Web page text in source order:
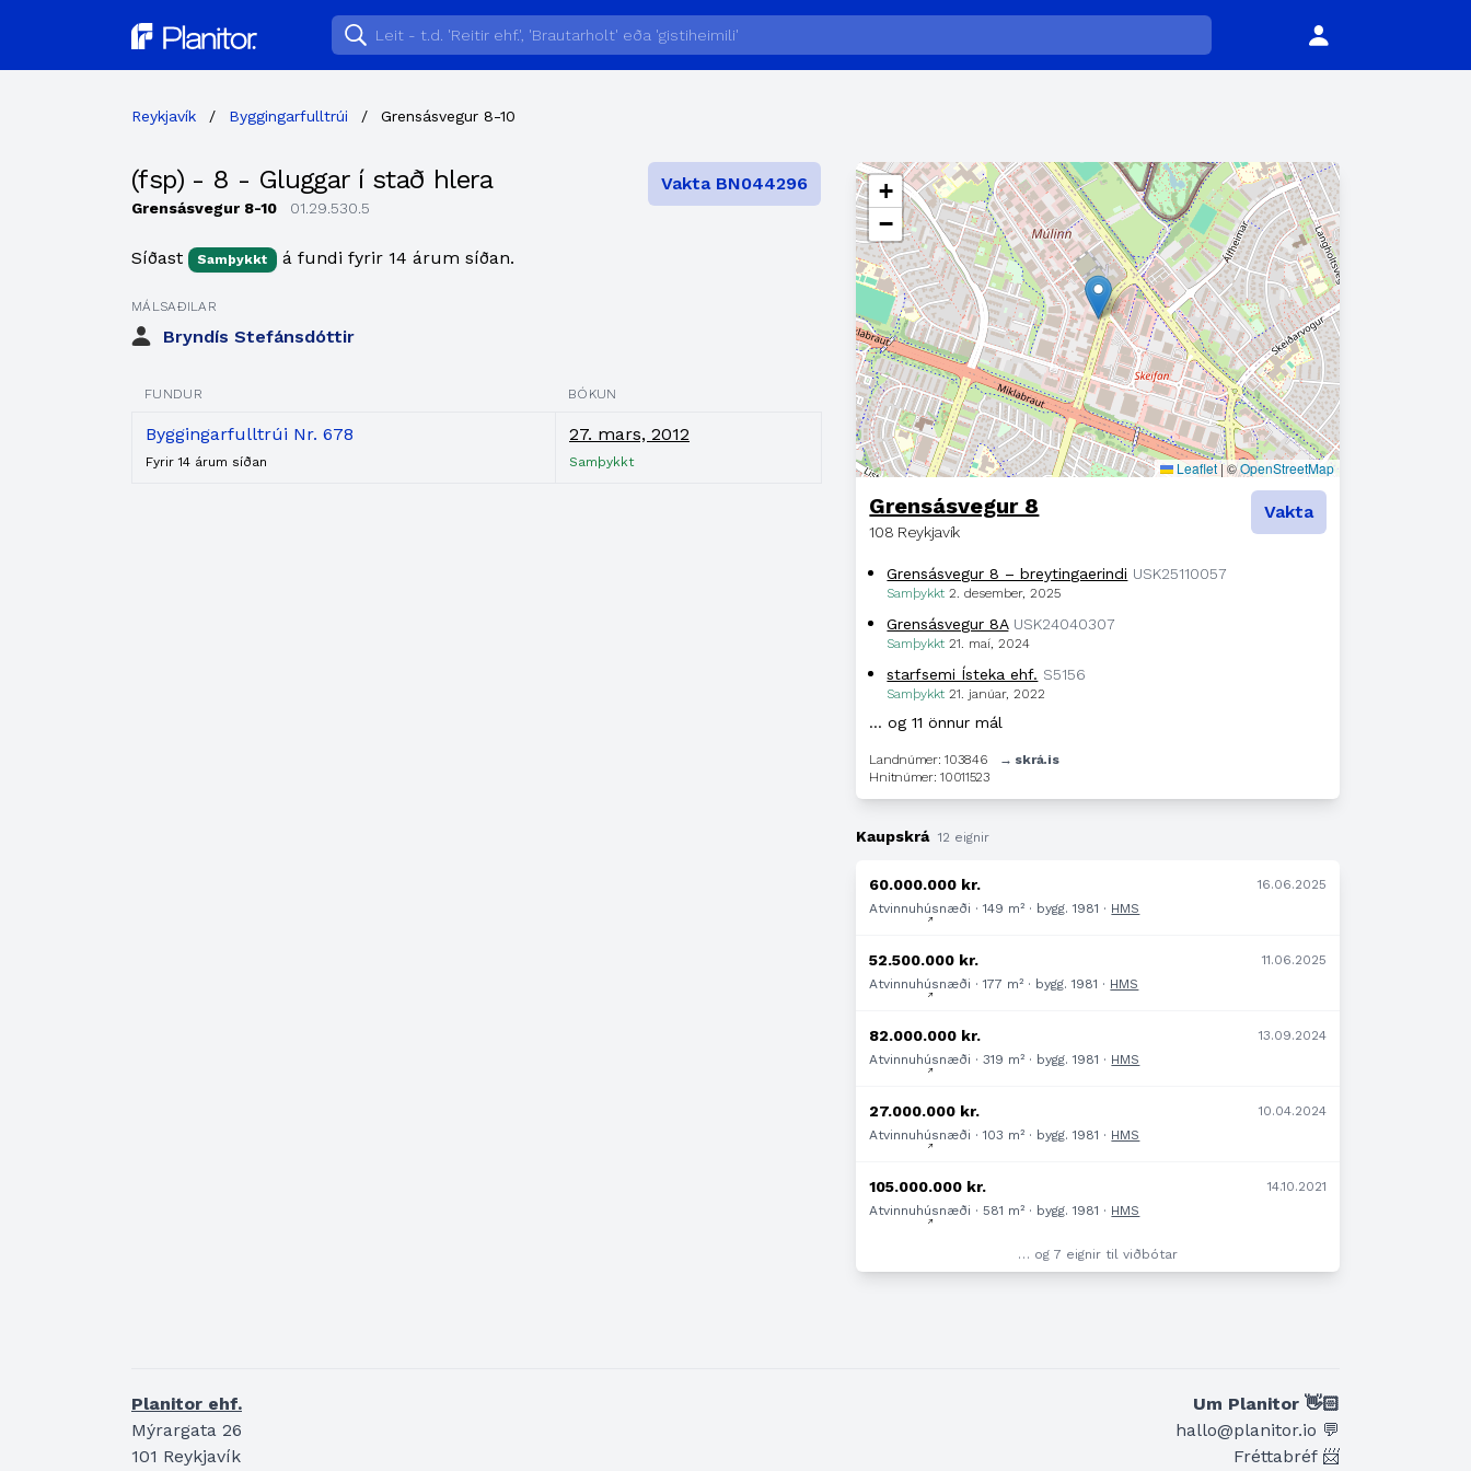
Planitor
Reykjavík / Byggingarfulltrúi / Grensásvegur 8-10
(fsp) - 8 - Gluggar í stað hlera
Grensásvegur 8-10 01.29.530.5
Vakta BN044296
Síðast Samþykkt á fundi fyrir 14 árum síðan.
MÁLSAÐILAR
Bryndís Stefánsdóttir
FUNDUR BÓKUN
Byggingarfulltrúi Nr. 678
Fyrir 14 árum síðan
27. mars, 2012
Samþykkt
+
−
Leaflet|©OpenStreetMap
Grensásvegur 8
108 Reykjavík
Vakta
Grensásvegur 8 – breytingaerindi USK25110057
Samþykkt2. desember, 2025
Grensásvegur 8A USK24040307
Samþykkt21. maí, 2024
starfsemi Ísteka ehf. S5156
Samþykkt21. janúar, 2022
… og 11 önnur mál
Landnúmer: 103846
→ skrá.is
Hnitnúmer: 10011523
Kaupskrá 12 eignir
60.000.000 kr.
16.06.2025
Atvinnuhúsnæði · 149 m² · bygg. 1981 · HMS
52.500.000 kr.
11.06.2025
Atvinnuhúsnæði · 177 m² · bygg. 1981 · HMS
82.000.000 kr.
13.09.2024
Atvinnuhúsnæði · 319 m² · bygg. 1981 · HMS
27.000.000 kr.
10.04.2024
Atvinnuhúsnæði · 103 m² · bygg. 1981 · HMS
105.000.000 kr.
14.10.2021
Atvinnuhúsnæði · 581 m² · bygg. 1981 · HMS
… og 7 eignir til viðbótar
Planitor ehf.
Mýrargata 26
101 Reykjavík
Um Planitor 👋🏻
hallo@planitor.io 💬
Fréttabréf 📨